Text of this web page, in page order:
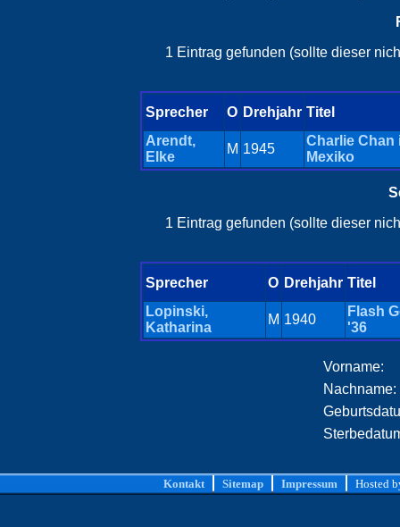
1 Eintrag gefunden (sollte dieser
Sprecher O Drehjahr Titel
Arendt,
Elke
M 1945
Charlie Chan
Mexiko
1 Eintrag gefunden (sollte dieser
Sprecher O Drehjahr Titel
Lopinski,
Katharina
M 1940
Flash
'36
Vorname:
Nachname:
Kontakt Sitemap Impressum Hosted